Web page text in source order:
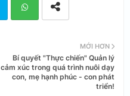
ats
MỚI HƠN
Bí quyết "Thực chiến" Quản lý
cảm xúc trong quá trình nuôi dạy
con, mẹ hạnh phúc - con phát
triển!